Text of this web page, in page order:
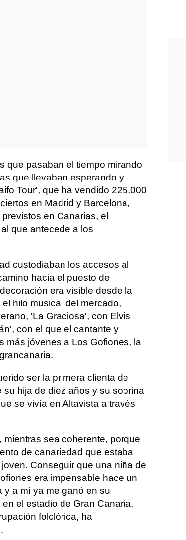
que pasaban el tiempo mirando
que llevaban esperando y
Tour', que ha vendido 225.000
en Madrid y Barcelona,
en Canarias, el
que antecede a los
custodiaban los accesos al
hacia el puesto de
era visible desde la
hilo musical del mercado,
'La Graciosa', con Elvis
con el que el cantante y
más jóvenes a Los Gofiones, la
ser la primera clienta de
hija de diez años y su sobrina
se vivía en Altavista a través
sea coherente, porque
de canariedad que estaba
Conseguir que una niña de
era impensable hace un
y a mí ya me ganó en su
el estadio de Gran Canaria,
folclórica, ha